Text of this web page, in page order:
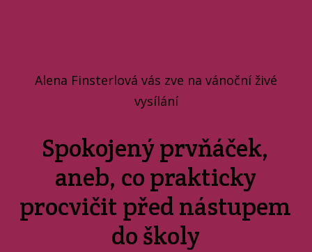
Alena Finsterlová vás zve na vánoční živé
vysílání
Spokojený prvňáček,
aneb, co prakticky
procvičit před nástupem
do školy